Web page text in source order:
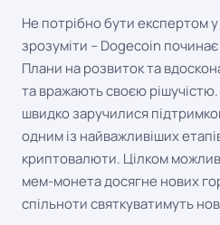
Не потрібно бути експертом
зрозуміти – Dogecoin
Плани на розвиток та
та вражають своєю
швидко заручилися
одним із найважливіших
криптовалюти. Цілком
мем-монета досягне нових
спільноти святкуватимуть